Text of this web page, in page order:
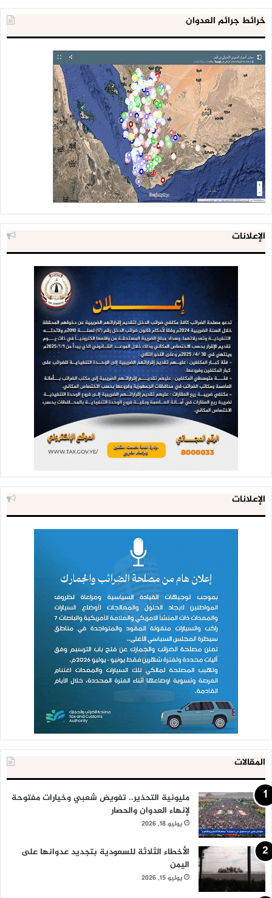
خرائط جرائم العدوان
الإعلانات
الإعلانات
المقالات
مليونية التحذير.. تفويض شعبي وخيارات مفتوحة
لإنهاء العدوان والحصار
يوليو 18, 2026
الأخطاء الثلاثة للسعودية بتجديد عدوانها على
اليمن
يوليو 15, 2026